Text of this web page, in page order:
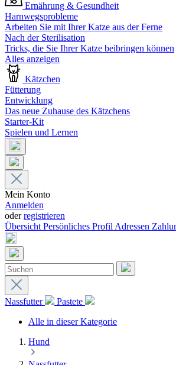
Ernährung & Gesundheit
Harnwegsprobleme
Arbeiten Sie mit Ihrer Katze aus der Ferne
Nach der Sterilisation
Tricks, die Sie Ihrer Katze beibringen können
Alles anzeigen
Kätzchen
Fütterung
Entwicklung
Das neue Zuhause des Kätzchens
Starter-Kit
Spielen und Lernen
Mein Konto
Anmelden
oderregistrieren
Übersicht Persönliches Profil Adressen
Nassfutter
Pastete
Alle in dieser Kategorie
Hund